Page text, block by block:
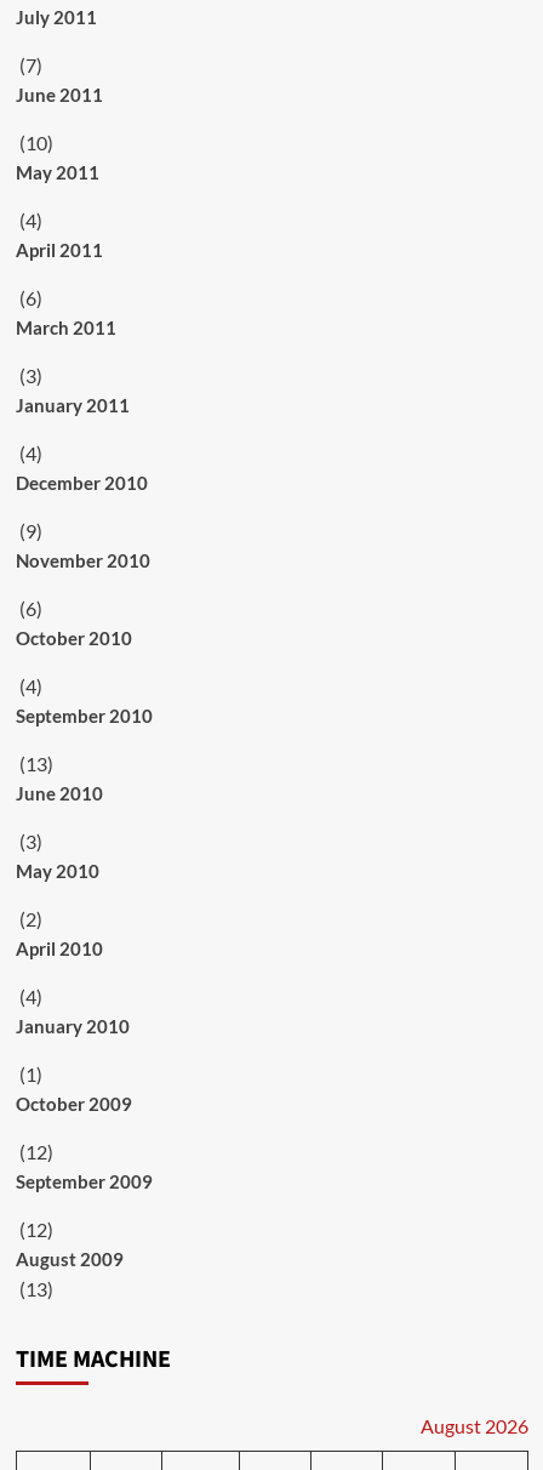
July 2011
(7)
June 2011
(10)
May 2011
(4)
April 2011
(6)
March 2011
(3)
January 2011
(4)
December 2010
(9)
November 2010
(6)
October 2010
(4)
September 2010
(13)
June 2010
(3)
May 2010
(2)
April 2010
(4)
January 2010
(1)
October 2009
(12)
September 2009
(12)
August 2009
(13)
TIME MACHINE
August 2026